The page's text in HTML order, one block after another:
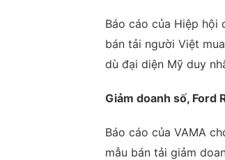
Báo cáo của Hiệp hội
bán tải người Việt
dù đại diện Mỹ duy
Giảm doanh số, Ford
Báo cáo của VAMA
mẫu bán tải giảm